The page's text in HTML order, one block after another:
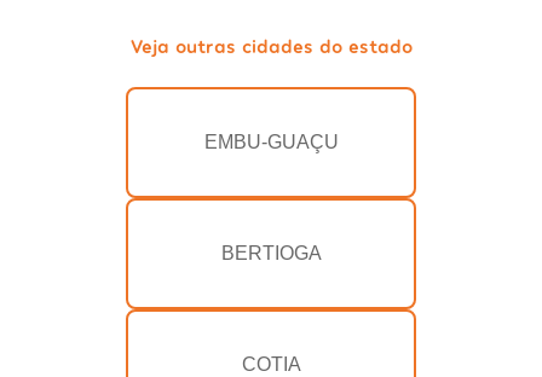
Veja outras cidades do estado
EMBU-GUAÇU
BERTIOGA
COTIA